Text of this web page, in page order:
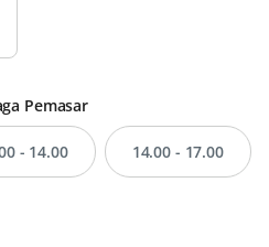
Pemasar
- 14.00 14.00 - 17.00